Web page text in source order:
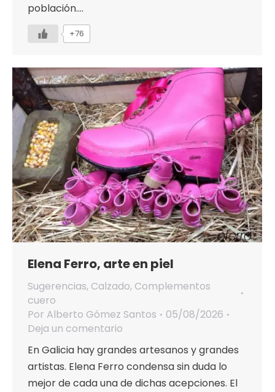
población.…
+76
Elena Ferro, arte en piel
Sugerencias, Calzado, Complementos
cuero
Por Alberto Gómez Santos
05/08/2026
Deja un comentario
En Galicia hay grandes artesanos y grandes
artistas. Elena Ferro condensa sin duda lo
mejor de cada una de dichas acepciones. El